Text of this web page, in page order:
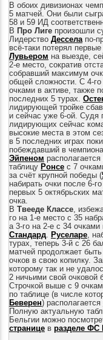
В обоих дивизионах
5 матчей. Они были
58 и 59 ИД
В Про Лигепроизошли
Лидерство Десселапо-
всё-таки потерял
Лувьером на выезде,
2-е место, сократив
собравший максимум
общей сложности. С 4-
очками в активе, также
последних 5 турах.
лидирующей тройке
и сейчас уже 6-ой. Судя
лидирующих сейчас
высокие места в этом
в 5 последних играх
побеждавший в
Эйпеном
таблицу Ронсес 7
за счёт крупной победы (
набирать очки после 6-
первых 5 октябрьских
очка.
В Твееде Классе,
го на 1-е место с 35
а 3-го на 2-е с 34
Стандард. Руселаре,
турах, теперь 3-й с 26
матчей продолжает быть
очков в свою копилку.
которому так и не
2 ничьими свой очковой
Строчкой выше с 9
по таблице (в числе
Беверен) располагается
Полную актуальную
Бельгии можно
страницев разделе ФС